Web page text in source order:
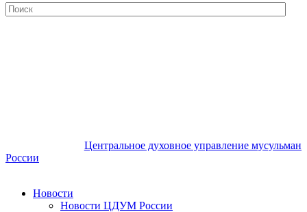
Центральное духовное управление мусульман
России
Новости
Новости ЦДУМ России